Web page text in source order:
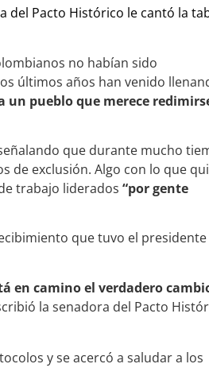
del Pacto Histórico le cantó la
no habían sido
últimos años han venido
un pueblo que merece
que durante mucho
de exclusión. Algo con lo que
trabajo liderados “por gente
que tuvo el presidente
en camino el verdadero
la senadora del Pacto
y se acercó a saludar a los